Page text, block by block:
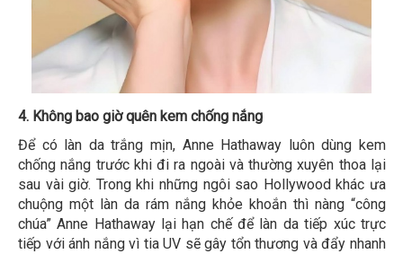
4. Không bao giờ quên kem chống nắng
Để có làn da trắng mịn, Anne Hathaway luôn dùng kem
chống nắng trước khi đi ra ngoài và thường xuyên thoa lại
sau vài giờ. Trong khi những ngôi sao Hollywood khác ưa
chuộng một làn da rám nắng khỏe khoắn thì nàng “công
chúa” Anne Hathaway lại hạn chế để làn da tiếp xúc trực
tiếp với ánh nắng vì tia UV sẽ gây tổn thương và đẩy nhanh